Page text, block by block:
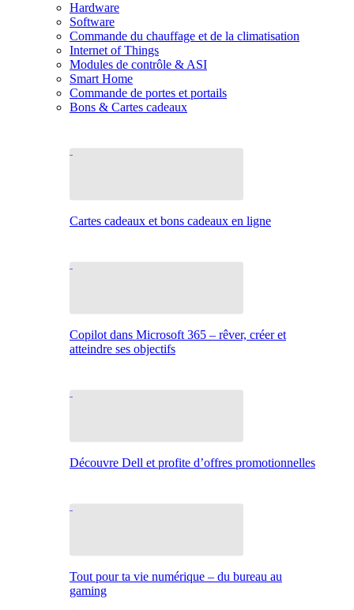
Hardware
Software
Commande du chauffage et de la climatisation
Internet of Things
Modules de contrôle & ASI
Smart Home
Commande de portes et portails
Bons & Cartes cadeaux
Cartes cadeaux et bons cadeaux en ligne
Copilot dans Microsoft 365 – rêver, créer et
atteindre ses objectifs
Découvre Dell et profite d’offres promotionnelles
Tout pour ta vie numérique – du bureau au
gaming